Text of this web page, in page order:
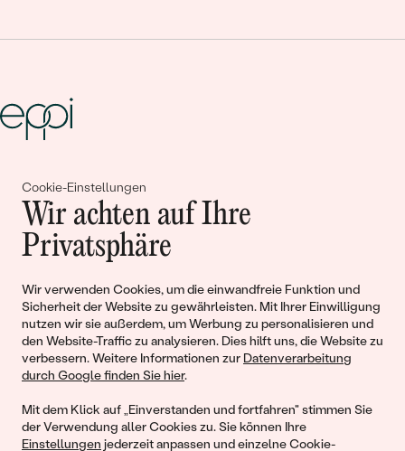
Cookie-Einstellungen
Wir achten auf Ihre
Privatsphäre
Wir verwenden Cookies, um die einwandfreie Funktion und
Sicherheit der Website zu gewährleisten. Mit Ihrer Einwilligung
nutzen wir sie außerdem, um Werbung zu personalisieren und
den Website-Traffic zu analysieren. Dies hilft uns, die Website zu
verbessern. Weitere Informationen zur Datenverarbeitung
durch Google finden Sie hier.
Mit dem Klick auf „Einverstanden und fortfahren" stimmen Sie
der Verwendung aller Cookies zu. Sie können Ihre
Einstellungen jederzeit anpassen und einzelne Cookie-
Gemeinsam erschaffen wir
Geschichten von Schönheit und
Liebe
Begleiten Sie uns!